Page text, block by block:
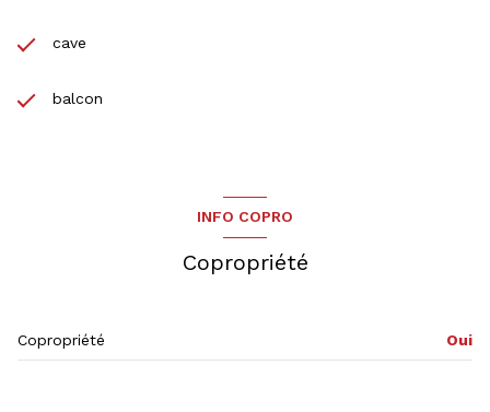
cave
balcon
INFO COPRO
Copropriété
Copropriété Oui